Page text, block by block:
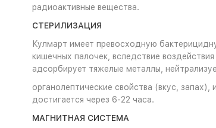
радиоактивные вещества.
СТЕРИЛИЗАЦИЯ
Кулмарт имеет превосходную
кишечных палочек, вследствие
адсорбирует тяжелые металлы,
органолептические свойства (вкус,
достигается через 6-22 часа.
МАГНИТНАЯ СИСТЕМА